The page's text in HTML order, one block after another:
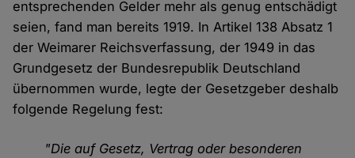
entsprechenden Gelder mehr als genug entschädigt
seien, fand man bereits 1919. In Artikel 138 Absatz 1
der Weimarer Reichsverfassung, der 1949 in das
Grundgesetz der Bundesrepublik Deutschland
übernommen wurde, legte der Gesetzgeber deshalb
folgende Regelung fest:
"Die auf Gesetz, Vertrag oder besonderen